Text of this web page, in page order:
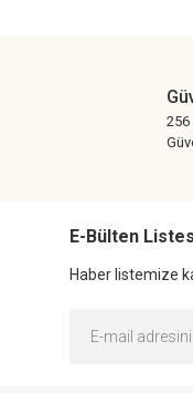
Bu ürüne
256
E-Bülten
Haber listemize